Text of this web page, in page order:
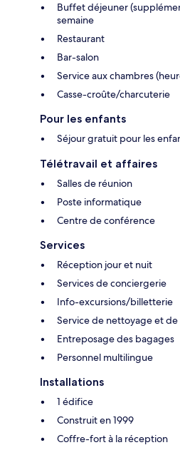
Buffet déjeuner
semaine
Restaurant
Bar-salon
Service aux chambres
Casse-croûte/charcuterie
Pour les enfants
Séjour gratuit pour les
Télétravail et affaires
Salles de réunion
Poste informatique
Centre de conférence
Services
Réception jour et nuit
Services de conciergerie
Info-excursions/billetterie
Service de nettoyage et
Entreposage des bagages
Personnel multilingue
Installations
1 édifice
Construit en 1999
Coffre-fort à la réception